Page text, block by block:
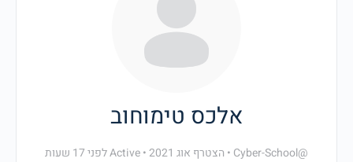
אלכס טימוחוב
@Cyber-School
• הצטרף אוג 2021 •